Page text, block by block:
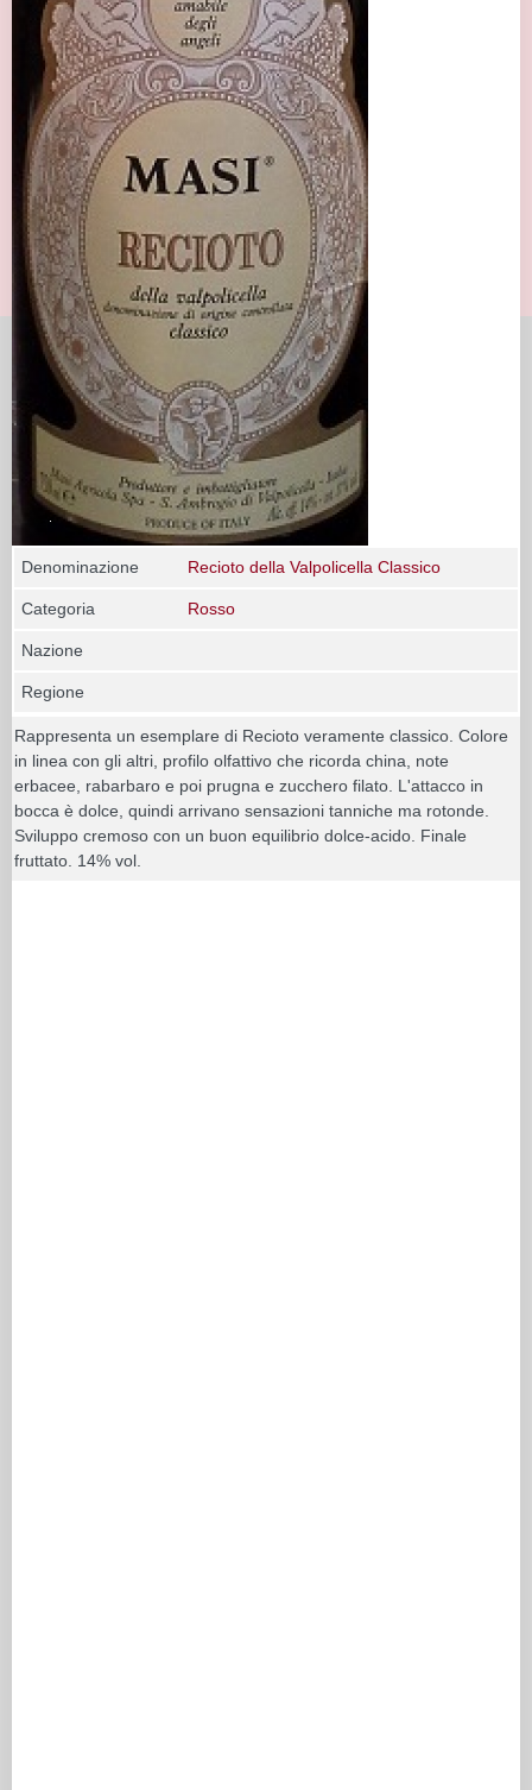
Denominazione Recioto della Valpolicella Classico
Categoria Rosso
Nazione
Regione
Rappresenta un esemplare di Recioto veramente classico. Colore
in linea con gli altri, profilo olfattivo che ricorda china, note
erbacee, rabarbaro e poi prugna e zucchero filato. L'attacco in
bocca è dolce, quindi arrivano sensazioni tanniche ma rotonde.
Sviluppo cremoso con un buon equilibrio dolce-acido. Finale
fruttato. 14% vol.